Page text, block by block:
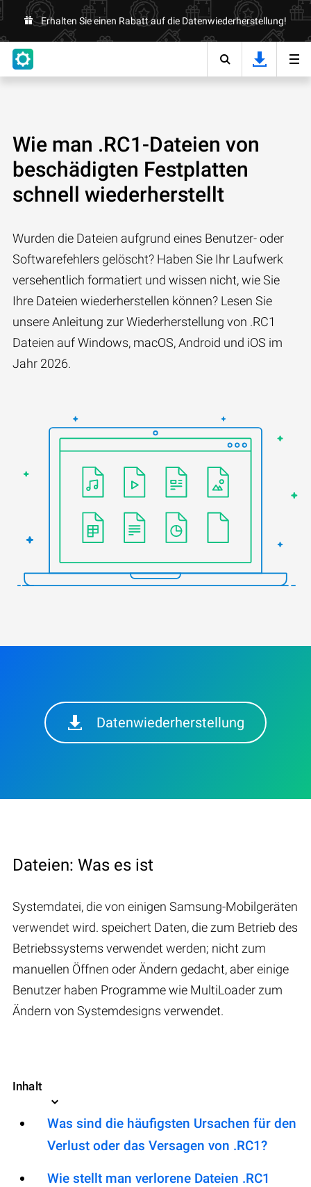
Erhalten Sie einen Rabatt auf die Datenwiederherstellung!
Wie man .RC1-Dateien von
beschädigten Festplatten
schnell wiederherstellt
Wurden die Dateien aufgrund eines Benutzer- oder
Softwarefehlers gelöscht? Haben Sie Ihr Laufwerk
versehentlich formatiert und wissen nicht, wie Sie
Ihre Dateien wiederherstellen können? Lesen Sie
unsere Anleitung zur Wiederherstellung von .RC1
Dateien auf Windows, macOS, Android und iOS im
Jahr 2026.
Datenwiederherstellung
Dateien: Was es ist
Systemdatei, die von einigen Samsung-Mobilgeräten
verwendet wird. speichert Daten, die zum Betrieb des
Betriebssystems verwendet werden; nicht zum
manuellen Öffnen oder Ändern gedacht, aber einige
Benutzer haben Programme wie MultiLoader zum
Ändern von Systemdesigns verwendet.
Inhalt
Was sind die häufigsten Ursachen für den
Verlust oder das Versagen von .RC1?
Wie stellt man verlorene Dateien .RC1